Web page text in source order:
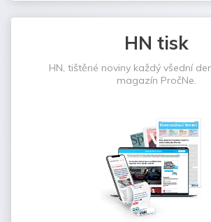
HN tisk
HN, tištěné noviny každý všední
magazín PročNe.